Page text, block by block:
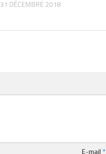
31 DÉCEMBRE 2018
E-mail*